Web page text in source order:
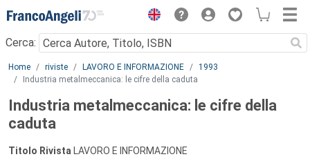
Menu
Cerca:
Main content
Home riviste LAVORO E INFORMAZIONE
1993
Industria metalmeccanica: le cifre della caduta
Industria metalmeccanica: le cifre della
caduta
Titolo Rivista LAVORO E INFORMAZIONE